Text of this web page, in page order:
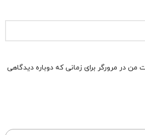
من در مرورگر برای زمانی که دوباره دیدگاهی